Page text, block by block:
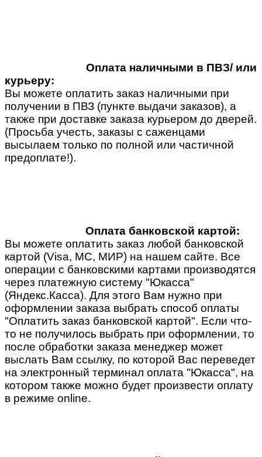
Оплата наличными в ПВЗ/ или
курьеру:
Вы можете оплатить заказ наличными при
получении в ПВЗ (пункте выдачи заказов), а
также при доставке заказа курьером до дверей.
(Просьба учесть, заказы с саженцами
высылаем только по полной или частичной
предоплате!).
Оплата банковской картой:
Вы можете оплатить заказ любой банковской
картой (Visa, MC, МИР) на нашем сайте. Все
операции с банковскими картами производятся
через платежную систему "Юкасса"
(Яндекс.Касса). Для этого Вам нужно при
оформлении заказа выбрать способ оплаты
"Оплатить заказ банковской картой". Если что-
то не получилось выбрать при оформлении, то
после обработки заказа менеджер может
выслать Вам ссылку, по которой Вас переведет
на электронный терминал оплата "Юкасса", на
котором также можно будет произвести оплату
в режиме online.